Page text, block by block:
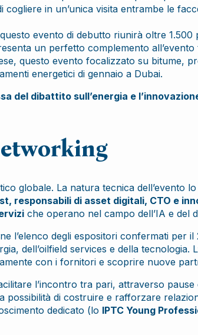
in un’unica visita entrambe le
evento di debutto riunirà oltre 1.500
un perfetto complemento all’evento
questo evento focalizzato su bitume,
energetici di gennaio a Dubai.
del dibattito sull’energia e
globale. La natura tecnica dell’evento
responsabili di asset digitali, CTO e
che operano nel campo dell’IA e del
l’elenco degli espositori confermati per
dell’oilfield services e della tecnologia.
con i fornitori e scoprire nuove
l’incontro tra pari, attraverso
possibilità di costruire e rafforzare
dedicato (lo IPTC Young